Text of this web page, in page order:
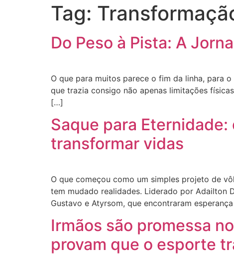
Tag:
Do Peso à Pista: A
O que para muitos parece o fim da linha, para
que trazia consigo não apenas limitações
[…]
Saque para
transformar vidas
O que começou como um simples projeto de
tem mudado realidades. Liderado por Adailton
Gustavo e Atyrsom, que encontraram
Irmãos são promessa
provam que o esporte